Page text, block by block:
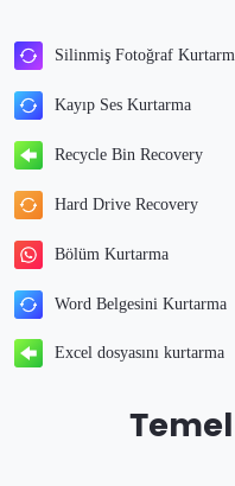
Silinmiş Fotoğraf
Kayıp Ses Kurtarma
Recycle Bin Recovery
Hard Drive Recovery
Bölüm Kurtarma
Word Belgesini Kurtarma
Excel dosyasını kurtarma